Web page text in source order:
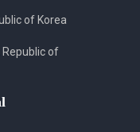
of Korea
of